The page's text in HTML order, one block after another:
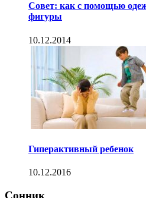
Совет: как с помощью
фигуры
10.12.2014
Гиперактивный ребенок
10.12.2016
Сонник